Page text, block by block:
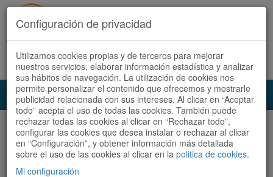
Acceder Registrate ahora Español | Català
Audioruta Todas las rutas
Todas las rutas
Ordenar por: Más recientes /
Configuración de privacidad
Utilizamos cookies propias y de terceros para mejorar
nuestros servicios, elaborar información estadística y analizar
sus hábitos de navegación. La utilización de cookies nos
permite personalizar el contenido que ofrecemos y mostrarle
publicidad relacionada con sus intereses. Al clicar en “Aceptar
todo” acepta el uso de todas las cookies. También puede
rechazar todas las cookies al clicar en “Rechazar todo”,
configurar las cookies que desea instalar o rechazar al clicar
en “Configuración”, y obtener información más detallada
sobre el uso de las cookies al clicar en la politica de cookies.
Mi configuración